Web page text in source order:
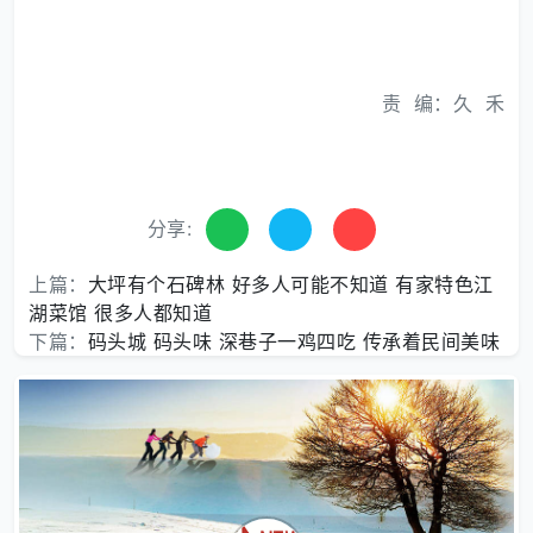
责 编：久 禾
分享:
上篇： 大坪有个石碑林 好多人可能不知道 有家特色江
湖菜馆 很多人都知道
下篇： 码头城 码头味 深巷子一鸡四吃 传承着民间美味